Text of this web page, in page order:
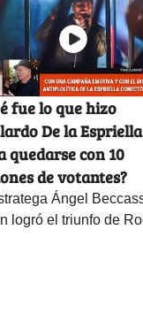
fue lo que hizo
De la Espriella
quedarse con 10
de votantes?
Ángel
logró el triunfo de